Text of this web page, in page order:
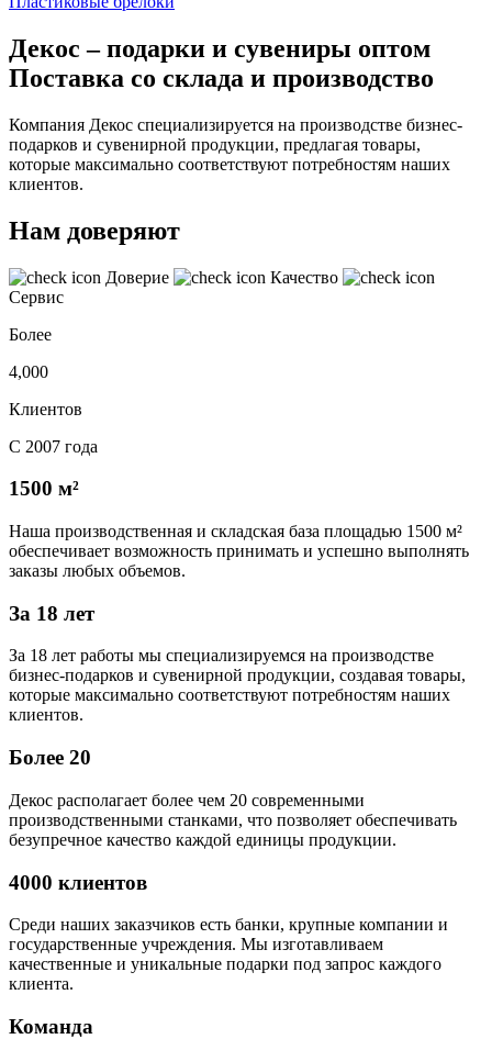
Декос – подарки и сувениры оптом
Поставка со склада и производство
Компания Декос специализируется на производстве бизнес-
подарков и сувенирной продукции, предлагая товары,
которые максимально соответствуют потребностям наших
клиентов.
Нам доверяют
Доверие
Качество
Сервис
Более
4,000
Клиентов
С 2007 года
1500 м²
Наша производственная и складская база площадью 1500 м²
обеспечивает возможность принимать и успешно выполнять
заказы любых объемов.
За 18 лет
За 18 лет работы мы специализируемся на производстве
бизнес-подарков и сувенирной продукции, создавая товары,
которые максимально соответствуют потребностям наших
клиентов.
Более 20
Декос располагает более чем 20 современными
производственными станками, что позволяет обеспечивать
безупречное качество каждой единицы продукции.
4000 клиентов
Среди наших заказчиков есть банки, крупные компании и
государственные учреждения. Мы изготавливаем
качественные и уникальные подарки под запрос каждого
клиента.
Команда